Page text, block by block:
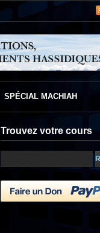
SPÉCIAL MACHIAH
Trouvez votre cours